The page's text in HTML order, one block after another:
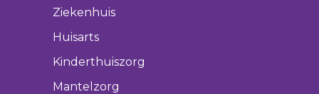
Ziekenhuis
Huisarts
Kinderthuiszorg
Mantelzorg